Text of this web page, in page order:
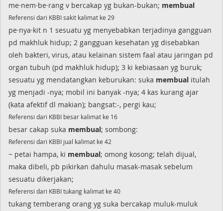
me·nem·be·rang v bercakap yg bukan-bukan; membual
Referensi dari KBBI sakit kalimat ke 29
pe·nya·kit n 1 sesuatu yg menyebabkan terjadinya gangguan
pd makhluk hidup; 2 gangguan kesehatan yg disebabkan
oleh bakteri, virus, atau kelainan sistem faal atau jaringan pd
organ tubuh (pd makhluk hidup); 3 ki kebiasaan yg buruk;
sesuatu yg mendatangkan keburukan: suka membual itulah
yg menjadi -nya; mobil ini banyak -nya; 4 kas kurang ajar
(kata afektif dl makian); bangsat:-, pergi kau;
Referensi dari KBBI besar kalimat ke 16
besar cakap suka membual; sombong:
Referensi dari KBBI jual kalimat ke 42
~ petai hampa, ki membual; omong kosong; telah dijual,
maka dibeli, pb pikirkan dahulu masak-masak sebelum
sesuatu dikerjakan;
Referensi dari KBBI tukang kalimat ke 40
tukang temberang orang yg suka bercakap muluk-muluk